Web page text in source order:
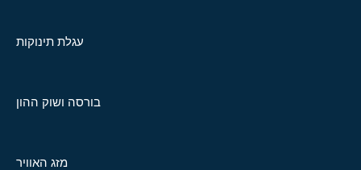
עגלת תינוקות
בורסה ושוק ההון
מזג האוויר